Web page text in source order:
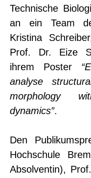
Technische
an ein Team
Kristina
Prof. Dr. Eize
ihrem Poster
analyse
morphology
dynamics”.
Den
Hochschule
Absolventin),